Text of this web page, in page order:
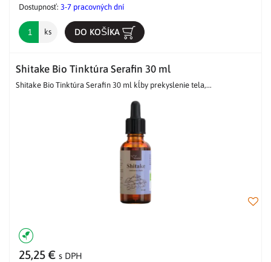
Dostupnosť: 3-7 pracovných dní
ks DO KOŠÍKA
Shitake Bio Tinktúra Serafin 30 ml
Shitake Bio Tinktúra Serafin 30 ml kĺby prekyslenie tela,...
25,25 € s DPH